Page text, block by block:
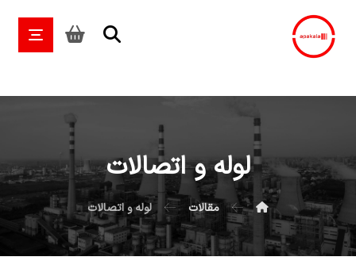
لوله و اتصالات
مقالات لوله و اتصالات